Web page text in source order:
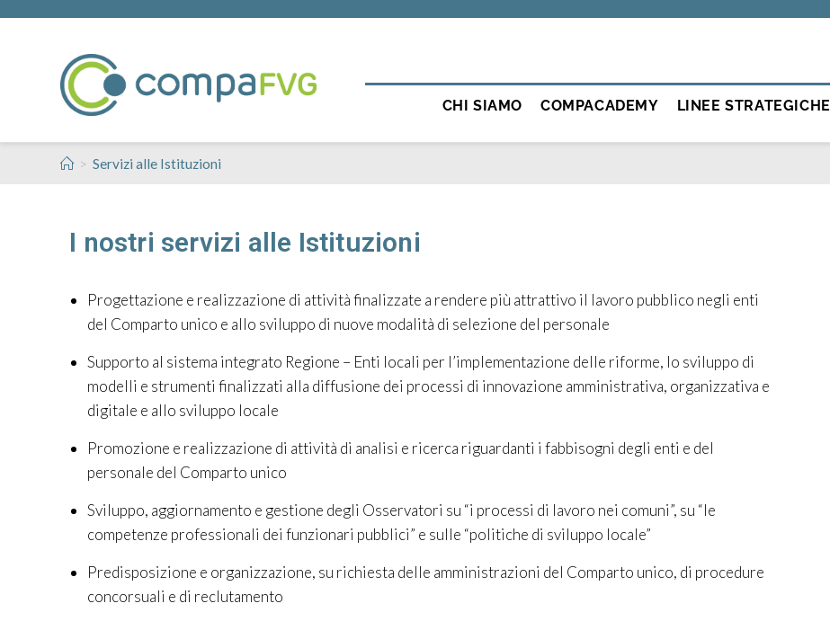
CHI SIAMO COMPACADEMY LINEE STRATEGICHE
> Servizi alle Istituzioni
I nostri servizi alle Istituzioni
Progettazione e realizzazione di attività finalizzate a rendere più attrattivo il lavoro pubblico negli enti
del Comparto unico e allo sviluppo di nuove modalità di selezione del personale
Supporto al sistema integrato Regione – Enti locali per l’implementazione delle riforme, lo sviluppo di
modelli e strumenti finalizzati alla diffusione dei processi di innovazione amministrativa, organizzativa e
digitale e allo sviluppo locale
Promozione e realizzazione di attività di analisi e ricerca riguardanti i fabbisogni degli enti e del
personale del Comparto unico
Sviluppo, aggiornamento e gestione degli Osservatori su “i processi di lavoro nei comuni”, su “le
competenze professionali dei funzionari pubblici” e sulle “politiche di sviluppo locale”
Predisposizione e organizzazione, su richiesta delle amministrazioni del Comparto unico, di procedure
concorsuali e di reclutamento